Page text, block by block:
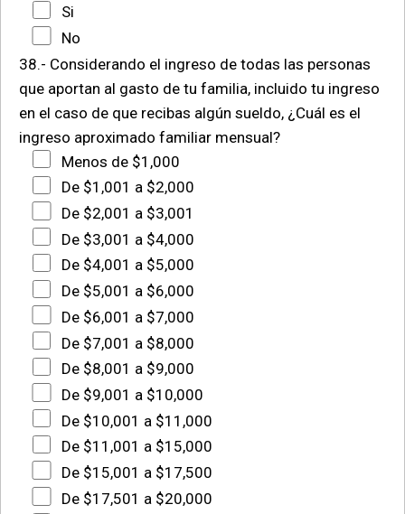
Si
No
38.- Considerando el ingreso de todas las personas
que aportan al gasto de tu familia, incluido tu ingreso
en el caso de que recibas algún sueldo, ¿Cuál es el
ingreso aproximado familiar mensual?
Menos de $1,000
De $1,001 a $2,000
De $2,001 a $3,001
De $3,001 a $4,000
De $4,001 a $5,000
De $5,001 a $6,000
De $6,001 a $7,000
De $7,001 a $8,000
De $8,001 a $9,000
De $9,001 a $10,000
De $10,001 a $11,000
De $11,001 a $15,000
De $15,001 a $17,500
De $17,501 a $20,000